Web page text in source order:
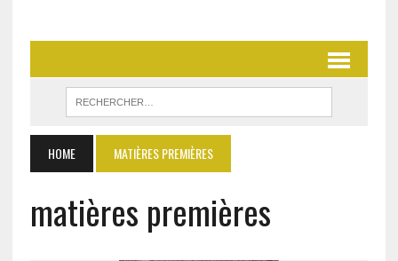
HOME MATIÈRES PREMIÈRES
matières premières